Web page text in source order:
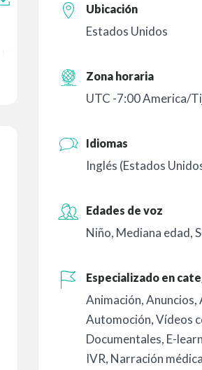
Ubicación
Estados Unidos
Zona horaria
UTC -7:00 America/
Idiomas
Inglés (Estados
Edades de voz
Niño, Mediana edad,
Especializado en
Animación,Anuncios,
Automoción,Vídeos
Documentales, E-
IVR, Narración médica